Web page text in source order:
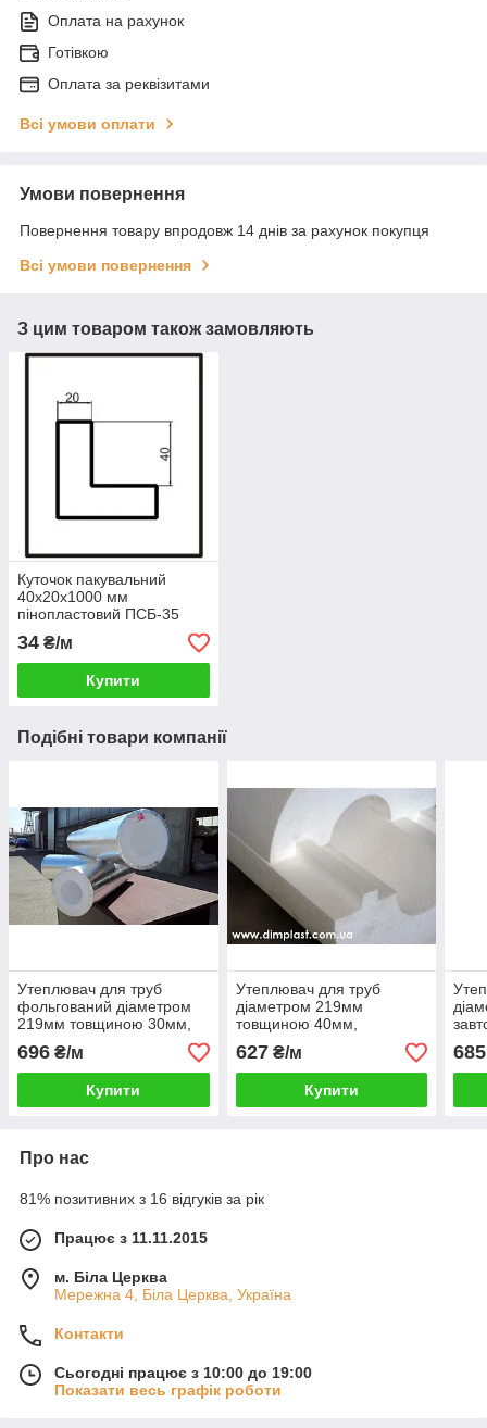
Оплата на рахунок
Готівкою
Оплата за реквізитами
Всі умови оплати
Умови повернення
Повернення товару впродовж 14 днів за рахунок покупця
Всі умови повернення
З цим товаром також замовляють
Куточок пакувальний
40x20x1000 мм
пінопластовий ПСБ-35
34 ₴/м
Купити
Подібні товари компанії
Утеплювач для труб
фольгований діаметром
219мм товщиною 30мм,
Шкаралупа СКП2193035
пінопласт ПСБ-С-35
696 ₴/м
Купити
Утеплювач для труб
діаметром 219мм
товщиною 40мм,
Шкаралупа СКП2194035
пінопласт ПСБ-С-35
627₴/м
Купити
685
Про нас
81% позитивних з 16 відгуків за рік
Працює з 11.11.2015
м. Біла Церква
Мережна 4, Біла Церква, Україна
Контакти
Сьогодні працює з 10:00 до 19:00
Показати весь графік роботи